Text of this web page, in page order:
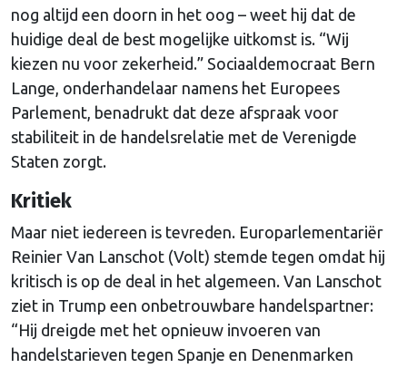
nog altijd een doorn in het oog – weet hij dat de
huidige deal de best mogelijke uitkomst is. “Wij
kiezen nu voor zekerheid.” Sociaaldemocraat Bern
Lange, onderhandelaar namens het Europees
Parlement, benadrukt dat deze afspraak voor
stabiliteit in de handelsrelatie met de Verenigde
Staten zorgt.
Kritiek
Maar niet iedereen is tevreden. Europarlementariër
Reinier Van Lanschot (Volt) stemde tegen omdat hij
kritisch is op de deal in het algemeen. Van Lanschot
ziet in Trump een onbetrouwbare handelspartner:
“Hij dreigde met het opnieuw invoeren van
handelstarieven tegen Spanje en Denenmarken